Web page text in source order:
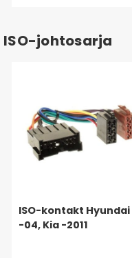
ISO-johtosarja
ISO-kontakt Hyundai
-04, Kia -2011